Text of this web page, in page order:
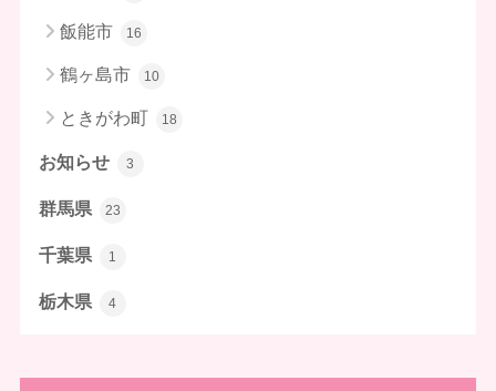
飯能市 16
鶴ヶ島市 10
ときがわ町 18
お知らせ 3
群馬県 23
千葉県 1
栃木県 4